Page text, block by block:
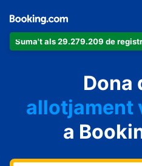
Suma't als 29.279.209 de
Dona
un
un
allotjament
un
una
a